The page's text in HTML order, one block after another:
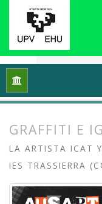
Inicio
GRAFFITI E
LA ARTISTA ICAT
IES TRASSIERRA